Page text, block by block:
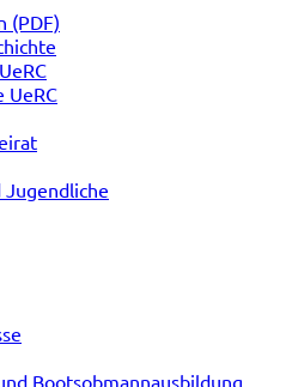
(PDF)
UeRC
Bootsobmannausbildung